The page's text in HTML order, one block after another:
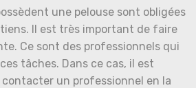
une pelouse sont obligées
Il est très important de faire
Ce sont des professionnels qui
tâches. Dans ce cas, il est
contacter un professionnel en la